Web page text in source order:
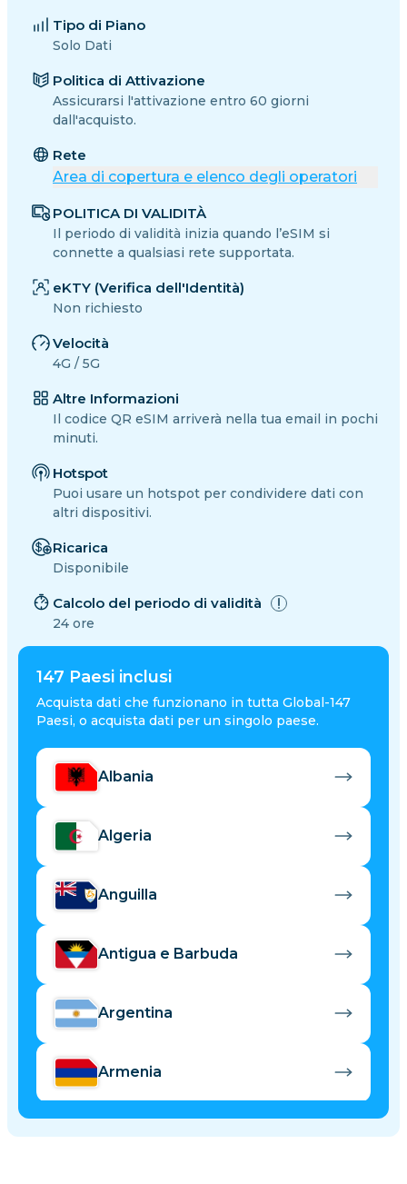
147 Paesi inclusi
Acquista dati che funzionano in tutta Global-147
Paesi, o acquista dati per un singolo paese.
Albania
Algeria
Anguilla
Antigua e Barbuda
Argentina
Armenia
Tipo di Piano
Solo Dati
Politica di Attivazione
Assicurarsi l'attivazione entro 60 giorni
dall'acquisto.
Rete
Area di copertura e elenco degli operatori
POLITICA DI VALIDITÀ
Il periodo di validità inizia quando l’eSIM si
connette a qualsiasi rete supportata.
eKTY (Verifica dell'Identità)
Non richiesto
Velocità
4G / 5G
Altre Informazioni
Il codice QR eSIM arriverà nella tua email in pochi
minuti.
Hotspot
Puoi usare un hotspot per condividere dati con
altri dispositivi.
Ricarica
Disponibile
Calcolo del periodo di validità
24 ore